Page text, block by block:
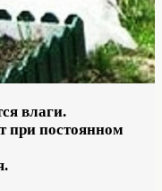
влаги.
при постоянном